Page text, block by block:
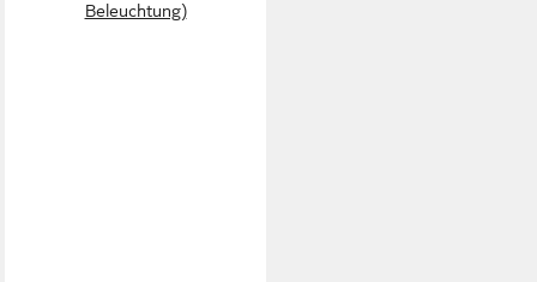
Beleuchtung)